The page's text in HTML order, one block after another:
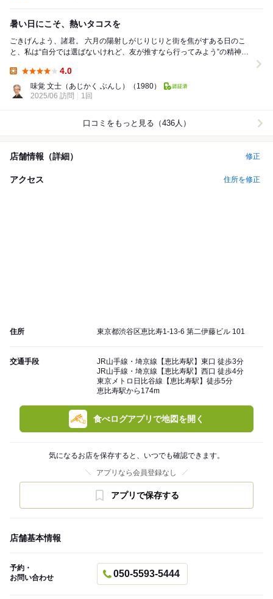
暑い日にこそ、熱いタコスを
ごきげんよう、諸君。 六月の陽射しがじりじりと街を焦がすある日のこ
と、私は“自分では選ばないけれど、友が推すなら行ってみよう”の精神
4.0
味覚 文士（あじかく ぶんし）
（1980）
2025/06 訪問
1回
口コミをもっと見る（436人）
店舗情報（詳細） 修正
アクセス 住所を修正
住所 東京都渋谷区恵比寿1-13-6 第二伊藤ビル 101
交通手段
JR山手線・埼京線【恵比寿駅】東口 徒歩3分
JR山手線・埼京線【恵比寿駅】西口 徒歩4分
東京メトロ日比谷線【恵比寿駅】徒歩5分
恵比寿駅から174m
食べログアプリで地図を開く
気になるお店を保存すると、いつでも確認できます。
アプリなら会員登録なし
アプリで保存する
店舗基本情報
予約・
お問い合わせ
050-5593-5444